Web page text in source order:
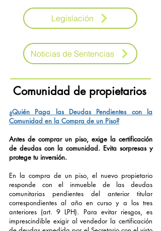
Legislación
Noticias de Sentencias
Comunidad de propietarios
¿Quién Paga las Deudas Pendientes con la
Comunidad en la Compra de un Piso?
Antes de comprar un piso, exige la certificación
de deudas con la comunidad. Evita sorpresas y
protege tu inversión.
En la compra de un piso, el nuevo propietario
responde con el inmueble de las deudas
comunitarias pendientes del anterior titular
correspondientes al año en curso y a los tres
anteriores (art. 9 LPH). Para evitar riesgos, es
imprescindible exigir al vendedor la certificación